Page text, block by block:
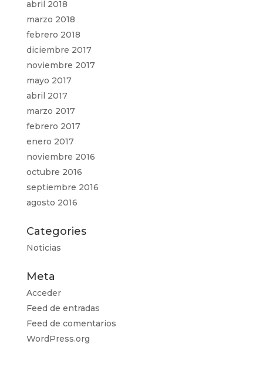
abril 2018
marzo 2018
febrero 2018
diciembre 2017
noviembre 2017
mayo 2017
abril 2017
marzo 2017
febrero 2017
enero 2017
noviembre 2016
octubre 2016
septiembre 2016
agosto 2016
Categories
Noticias
Meta
Acceder
Feed de entradas
Feed de comentarios
WordPress.org